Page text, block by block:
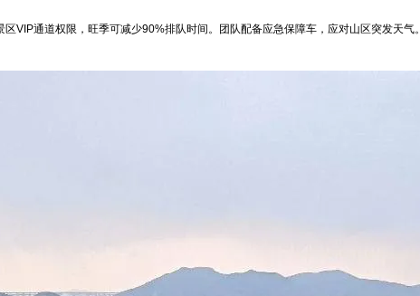
VIP通道权限，旺季可减少90%排队时间。团队配备应急保障车，应对山区突发天气。